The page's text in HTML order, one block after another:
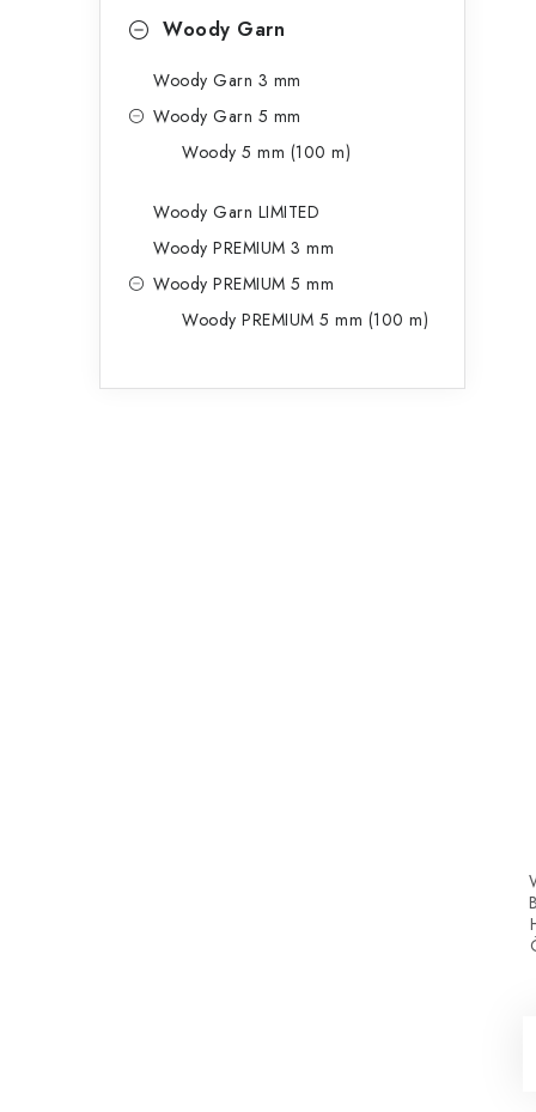
Woody Garn
Woody Garn 3 mm
Woody Garn 5 mm
Woody 5 mm (100 m)
Woody Garn LIMITED
Woody PREMIUM 3 mm
Woody PREMIUM 5 mm
Woody PREMIUM 5 mm (100 m)